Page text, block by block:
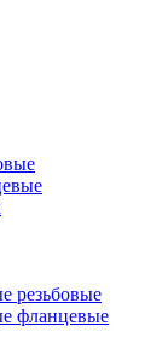
резьбовые
фланцевые